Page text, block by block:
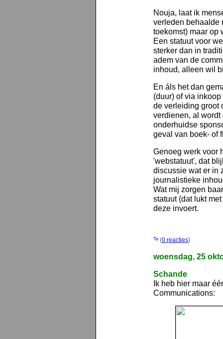
Nouja, laat ik
verleden behaalde
toekomst) maar op
Een statuut voor
sterker dan in
adem van de
inhoud, alleen wil
En áls het dan
(duur) of via
de verleiding groot
verdienen, al
onderhuidse
geval van boek- of
Genoeg werk voor
'webstatuut', dat
discussie wat er in
journalistieke
Wat mij zorgen
statuut (dat lukt
deze invoert.
(0 reacties)
woensdag, 25
Schande
Ik heb hier maar
Communications: